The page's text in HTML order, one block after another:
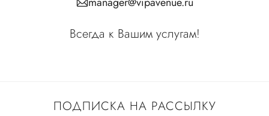
ПОДПИСКА НА РАССЫЛКУ
Всегда к Вашим услугам!